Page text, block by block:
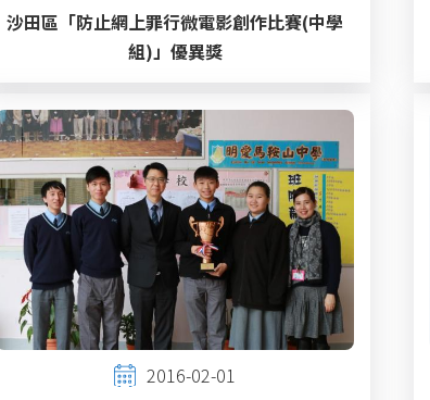
沙田區「防止網上罪行微電影創作比賽(中學
組)」優異獎
2016-02-01